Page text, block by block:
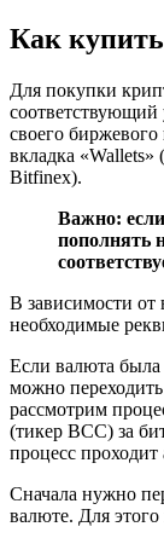
Как
Для покупки
соответствующий
своего
вкладка
Bitfinex).
Важно:
пополнять
В зависимости от
необходимые
Если валюта
можно
рассмотрим
(тикер BCC) за
процесс проходит
Сначала нужно
валюте. Для